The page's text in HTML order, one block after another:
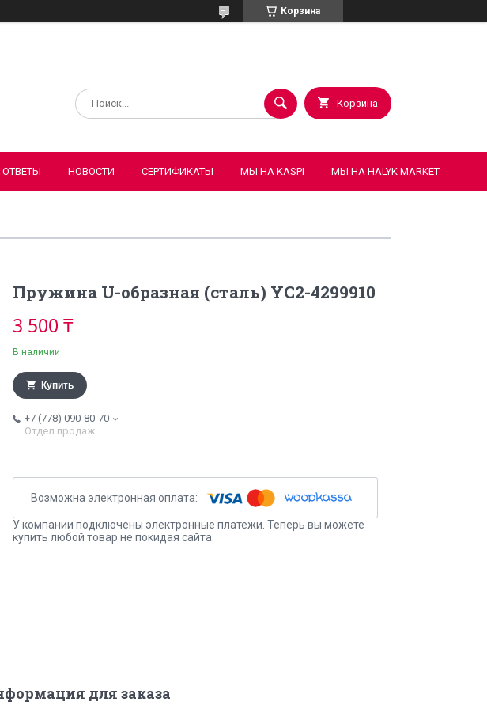
Корзина
Корзина
НОВОСТИ СЕРТИФИКАТЫ МЫ НА KASPI МЫ НА HALYK MARKET
Пружина U-образная (сталь) YC2-4299910
3 500 ₸
В наличии
Купить
+7 (778) 090-80-70
Отдел продаж
У компании подключены электронные платежи. Теперь вы можете
купить любой товар не покидая сайта.
для заказа